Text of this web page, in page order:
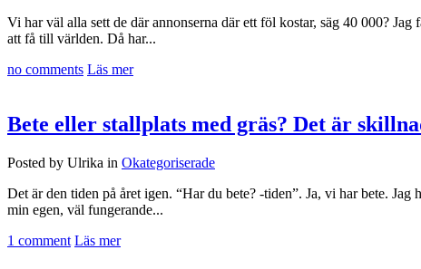
Vi har väl alla sett de där annonserna där ett föl kostar, säg 40 000?
att få till världen. Då har...
no comments Läs mer
Bete eller stallplats med gräs? Det är
Posted by Ulrika in Okategoriserade
Det är den tiden på året igen. “Har du bete? -tiden”. Ja, vi har bete.
min egen, väl fungerande...
1 comment Läs mer